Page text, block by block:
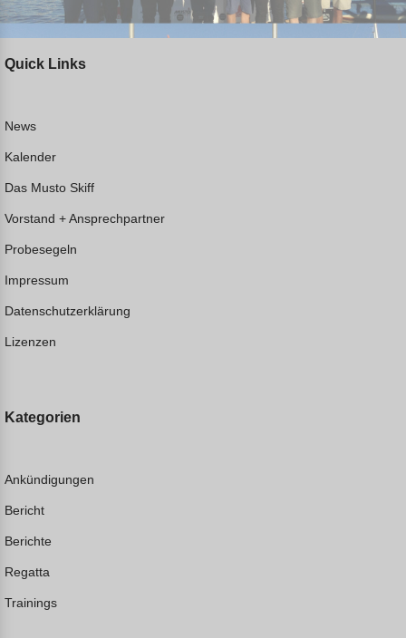
Quick Links
News
Kalender
Das Musto Skiff
Vorstand + Ansprechpartner
Probesegeln
Impressum
Datenschutzerklärung
Lizenzen
Kategorien
Ankündigungen
Bericht
Berichte
Regatta
Trainings